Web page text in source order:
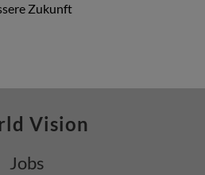
Zukunft
Vision
Jobs